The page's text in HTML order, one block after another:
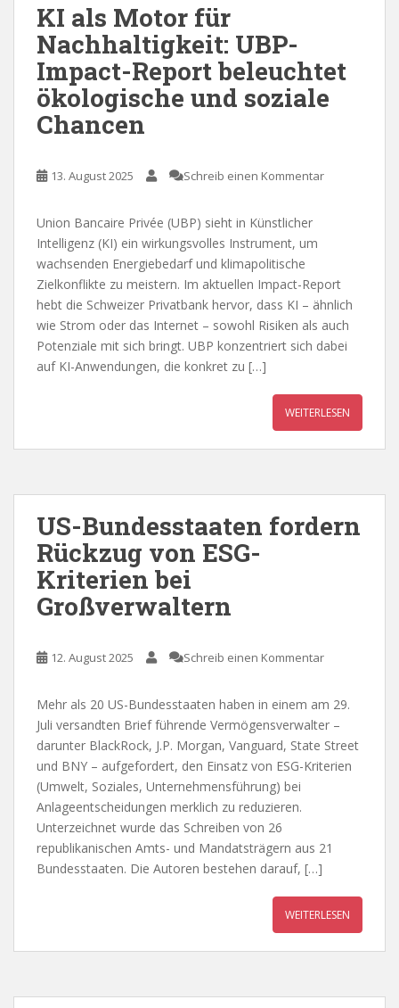
KI als Motor für
Nachhaltigkeit: UBP-
Impact-Report beleuchtet
ökologische und soziale
Chancen
13. August 2025 Schreib einen Kommentar
Union Bancaire Privée (UBP) sieht in Künstlicher
Intelligenz (KI) ein wirkungsvolles Instrument, um
wachsenden Energiebedarf und klimapolitische
Zielkonflikte zu meistern. Im aktuellen Impact-Report
hebt die Schweizer Privatbank hervor, dass KI – ähnlich
wie Strom oder das Internet – sowohl Risiken als auch
Potenziale mit sich bringt. UBP konzentriert sich dabei
auf KI-Anwendungen, die konkret zu […]
WEITERLESEN
US-Bundesstaaten fordern
Rückzug von ESG-
Kriterien bei
Großverwaltern
12. August 2025 Schreib einen Kommentar
Mehr als 20 US-Bundesstaaten haben in einem am 29.
Juli versandten Brief führende Vermögensverwalter –
darunter BlackRock, J.P. Morgan, Vanguard, State Street
und BNY – aufgefordert, den Einsatz von ESG-Kriterien
(Umwelt, Soziales, Unternehmensführung) bei
Anlageentscheidungen merklich zu reduzieren.
Unterzeichnet wurde das Schreiben von 26
republikanischen Amts- und Mandatsträgern aus 21
Bundesstaaten. Die Autoren bestehen darauf, […]
WEITERLESEN